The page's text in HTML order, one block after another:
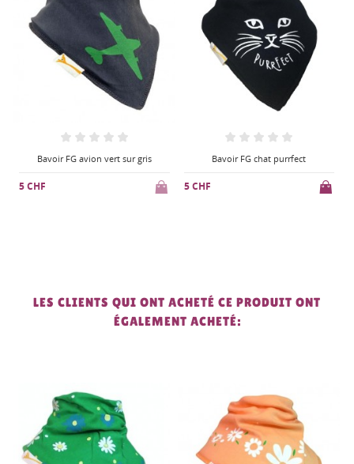
Bavoir FG chat purrfect
5 CHF
Bavoir FG pois blanc sur fuchsia
5 CHF
LES CLIENTS QUI ONT ACHETÉ CE PRODUIT ONT
ÉGALEMENT ACHETÉ: